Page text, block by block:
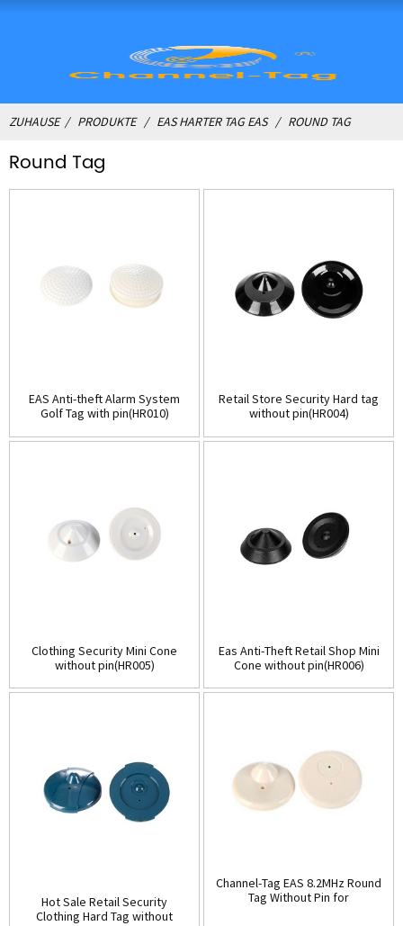
ZUHAUSE PRODUKTE EAS HARTER TAG EAS ROUND TAG
Round Tag
EAS Anti-theft Alarm System
Golf Tag with pin(HR010)
Retail Store Security Hard tag
without pin(HR004)
Clothing Security Mini Cone
without pin(HR005)
Eas Anti-Theft Retail Shop Mini
Cone without pin(HR006)
Hot Sale Retail Security
Clothing Hard Tag without
Channel-Tag EAS 8.2MHz Round
Tag Without Pin for